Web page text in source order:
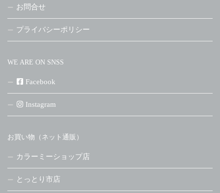
お問合せ
プライバシーポリシー
WE ARE ON SNSS
Facebook
Instagram
お買い物（ネット通販）
カラーミーショップ店
とっとり市店